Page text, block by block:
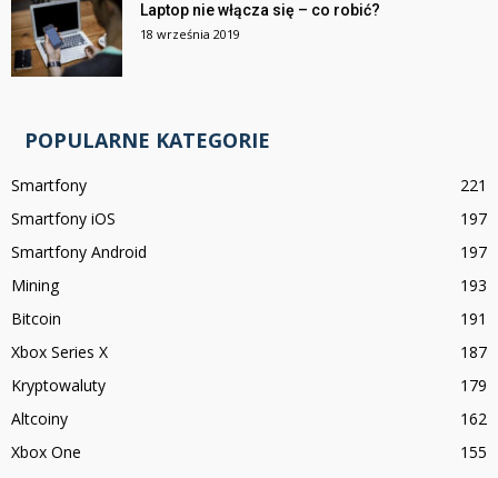
Laptop nie włącza się – co robić?
18 września 2019
POPULARNE KATEGORIE
Smartfony
221
Smartfony iOS
197
Smartfony Android
197
Mining
193
Bitcoin
191
Xbox Series X
187
Kryptowaluty
179
Altcoiny
162
Xbox One
155